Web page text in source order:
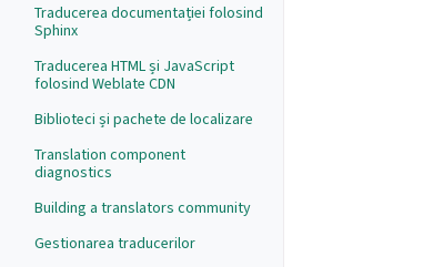
Traducerea documentației folosind
Sphinx
Traducerea HTML și JavaScript
folosind Weblate CDN
Biblioteci și pachete de localizare
Translation component
diagnostics
Building a translators community
Gestionarea traducerilor